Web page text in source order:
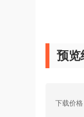
预览
下载价格